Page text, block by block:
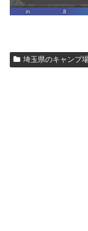
埼玉県のキャンプ